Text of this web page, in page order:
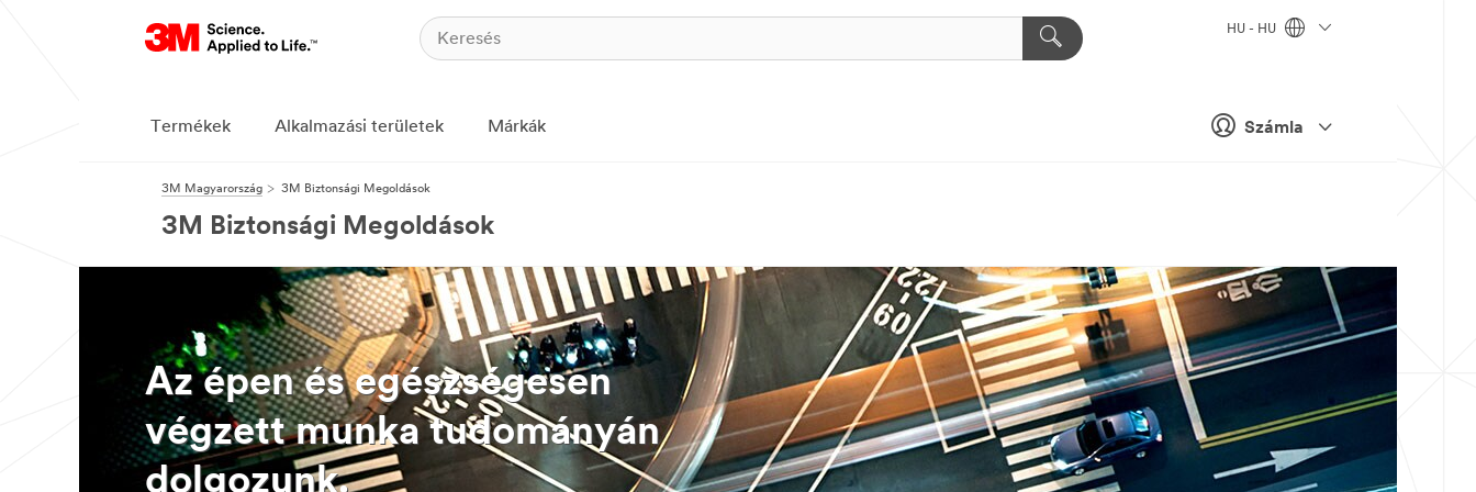
Számla
HU - HU
Termékek Alkalmazási területek Márkák
3M Magyarország 3M Biztonsági Megoldások
3M Biztonsági Megoldások
Az épen és egészségesen
végzett munka tudományán
dolgozunk.